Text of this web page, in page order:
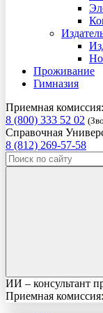
Проживание
Гимназия
Приемная комиссия:
8 (800) 333 52 02
Справочная
8 (812) 269-57-58
ИИ – консультант
Приемная комиссия: